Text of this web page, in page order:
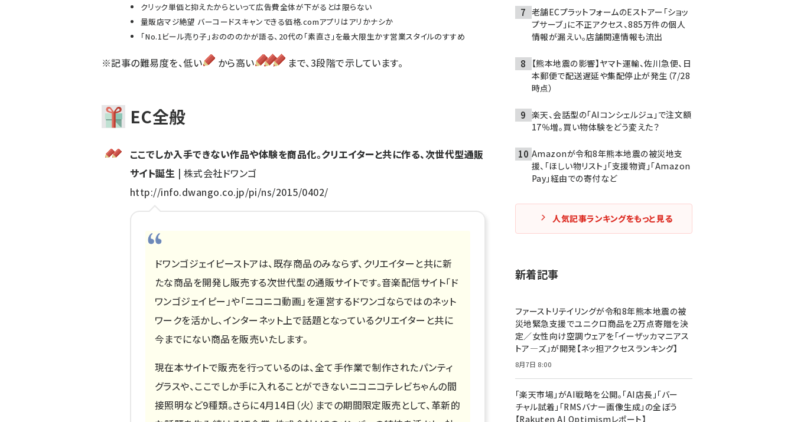
クリック単価と抑えたからといって広告費全体が下がるとは限らない
量販店マジ絶望 バーコードスキャンできる価格.comアプリはアリかナシか
「No.1ビール売り子」おのののかが語る、20代の「素直さ」を最大限生かす営業スタイルのすすめ
※記事の難易度を、低い から高い まで、3段階で示しています。
EC全般
ここでしか入手できない作品や体験を商品化。クリエイターと共に作る、次世代型通販
サイト誕生 | 株式会社ドワンゴ
http://info.dwango.co.jp/pi/ns/2015/0402/
ドワンゴジェイピーストアは、既存商品のみならず、クリエイターと共に新
たな商品を開発し販売する次世代型の通販サイトです。音楽配信サイト「ド
ワンゴジェイピー」や「ニコニコ動画」を運営するドワンゴならではのネット
ワークを活かし、インターネット上で話題となっているクリエイターと共に
今までにない商品を販売いたします。
現在本サイトで販売を行っているのは、全て手作業で制作されたパンティ
グラスや、ここでしか手に入れることができないニコニコテレビちゃんの間
接照明など9種類。さらに4月14日（火）までの期間限定販売として、革新的
老舗ECプラットフォームのEストアー「ショッ
プサーブ」に不正アクセス、885万件の個人
情報が漏えい。店舗関連情報も流出
【熊本地震の影響】ヤマト運輸、佐川急便、日
本郵便で配送遅延や集配停止が発生（7/28
時点）
楽天、会話型の「AIコンシェルジュ」で注文額
17％増。買い物体験をどう変えた？
Amazonが令和8年熊本地震の被災地支
援、「ほしい物リスト」「支援物資」「Amazon
Pay」経由での寄付など
人気記事ランキングをもっと見る
新着記事
ファーストリテイリングが令和8年熊本地震の被
災地緊急支援でユニクロ商品を2万点寄贈を決
定／女性向け空調ウェアを「イーザッカマニアス
トア―ズ」が開発【ネッ担アクセスランキング】
8月7日 8:00
「楽天市場」がAI戦略を公開。「AI店長」「バー
チャル試着」「RMSバナー画像生成」の全ぼう
【Rakuten AI Optimismレポート】